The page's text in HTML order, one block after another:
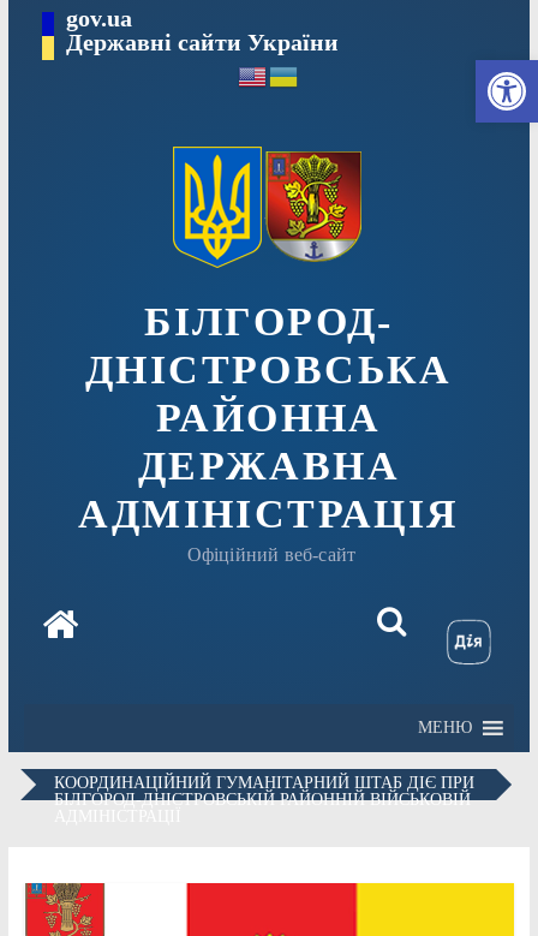
вмісту
gov.ua
Державні сайти України
БІЛГОРОД-
ДНІСТРОВСЬКА
РАЙОННА
ДЕРЖАВНА
АДМІНІСТРАЦІЯ
Офіційний веб-сайт
МЕНЮ
КООРДИНАЦІЙНИЙ ГУМАНІТАРНИЙ ШТАБ ДІЄ ПРИ
БІЛГОРОД-ДНІСТРОВСЬКІЙ РАЙОННІЙ ВІЙСЬКОВІЙ